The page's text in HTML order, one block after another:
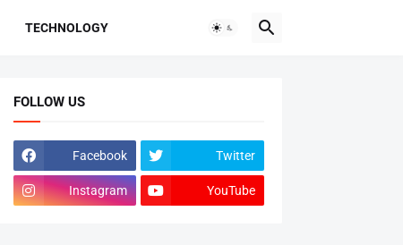
TECHNOLOGY
FOLLOW US
Facebook Twitter
Instagram YouTube